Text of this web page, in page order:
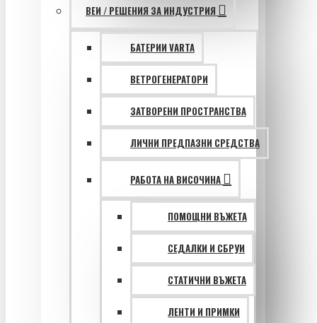
ВЕИ / РЕШЕНИЯ ЗА ИНДУСТРИЯ
БАТЕРИИ VARTA
ВЕТРОГЕНЕРАТОРИ
ЗАТВОРЕНИ ПРОСТРАНСТВА
ЛИЧНИ ПРЕДПАЗНИ СРЕДСТВА
РАБОТА НА ВИСОЧИНА
ПОМОЩНИ ВЪЖЕТА
СЕДАЛКИ И СБРУИ
СТАТИЧНИ ВЪЖЕТА
ЛЕНТИ И ПРИМКИ